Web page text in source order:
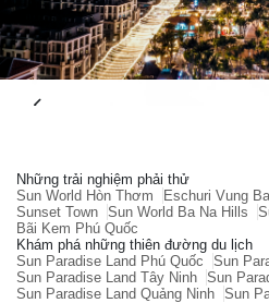
Những trải nghiệm phải thử
Sun World Hòn Thơm
Eschuri Vung
Sunset Town Sun World Ba Na Hills
Bãi Kem Phú Quốc
Khám phá những thiên đường du lịch
Sun Paradise Land Phú Quốc
Sun
Sun Paradise Land Tây Ninh Sun
Sun Paradise Land Quảng Ninh Sun